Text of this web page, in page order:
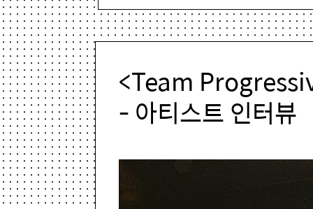
<Team
- 아티스트 인터뷰